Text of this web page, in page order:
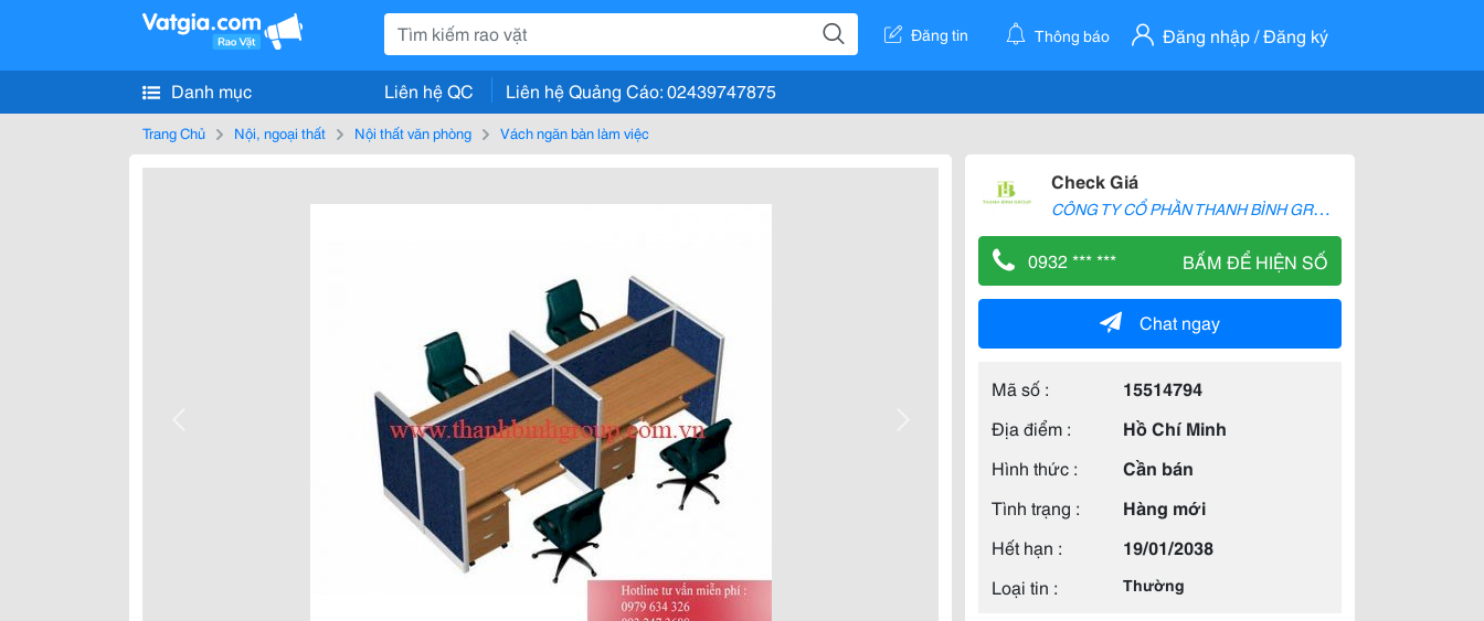
Đăng tin Thông báo Đăng nhập / Đăng ký
Danh mục Liên hệ QC Liên hệ Quảng Cáo: 02439747875
Trang Chủ Nội, ngoại thất Nội thất văn phòng Vách ngăn bàn làm việc
Check Giá
C
ÔNG TY CỔ PHẦN THANH BÌNH GROUP
0932 *** *** BẤM ĐỂ HIỆN SỐ
Chat ngay
Mã số :
15514794
Địa điểm :
Hồ Chí Minh
Hình thức :
Cần bán
Tình trạng :
Hàng mới
Hết hạn :
19/01/2038
Loại tin :
Thường